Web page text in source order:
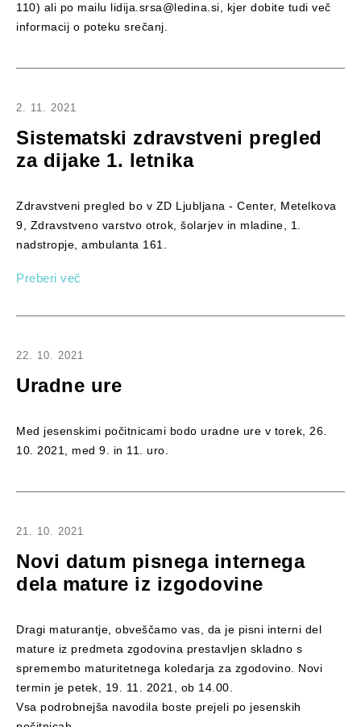
110) ali po mailu lidija.srsa@ledina.si, kjer dobite tudi več
informacij o poteku srečanj.
2. 11. 2021
Sistematski zdravstveni pregled
za dijake 1. letnika
Zdravstveni pregled bo v ZD Ljubljana - Center, Metelkova
9, Zdravstveno varstvo otrok, šolarjev in mladine, 1.
nadstropje, ambulanta 161.
Preberi več
22. 10. 2021
Uradne ure
Med jesenskimi počitnicami bodo uradne ure v torek, 26.
10. 2021, med 9. in 11. uro.
21. 10. 2021
Novi datum pisnega internega
dela mature iz izgodovine
Dragi maturantje, obveščamo vas, da je pisni interni del
mature iz predmeta zgodovina prestavljen skladno s
spremembo maturitetnega koledarja za zgodovino. Novi
termin je petek, 19. 11. 2021, ob 14.00.
Vsa podrobnejša navodila boste prejeli po jesenskih